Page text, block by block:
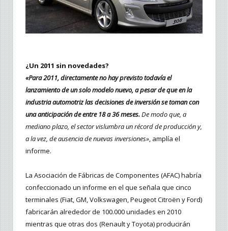
¿Un 2011 sin novedades?
«Para 2011, directamente no hay previsto todavía el
lanzamiento de un solo modelo nuevo, a pesar de que en la
industria automotriz las decisiones de inversión se toman con
una anticipación de entre 18 a 36 meses.De modo que, a
mediano plazo, el sector vislumbra un récord de producción y,
a la vez, de ausencia de nuevas inversiones», amplía el
informe.
La Asociación de Fábricas de Componentes (AFAC) habría
confeccionado un informe en el que señala que cinco
terminales (Fiat, GM, Volkswagen, Peugeot Citroën y Ford)
fabricarán alrededor de 100.000 unidades en 2010
mientras que otras dos (Renault y Toyota) producirán